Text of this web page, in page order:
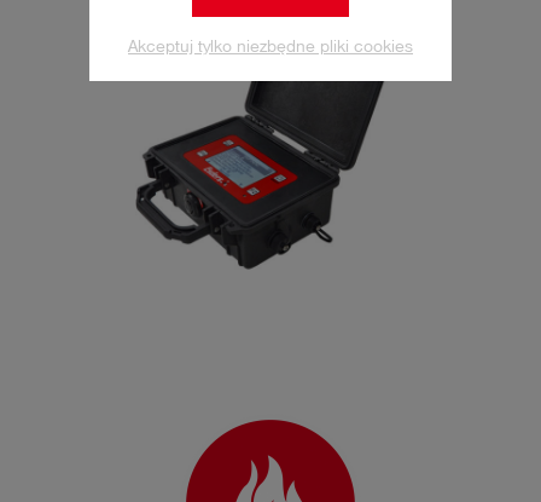
Akceptuj tylko niezbędne pliki cookies